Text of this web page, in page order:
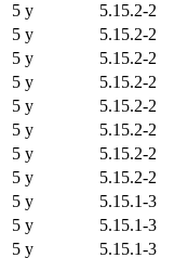
5 y
5.15.2-2
5 y
5.15.2-2
5 y
5.15.2-2
5 y
5.15.2-2
5 y
5.15.2-2
5 y
5.15.2-2
5 y
5.15.2-2
5 y
5.15.2-2
5 y
5.15.1-3
5 y
5.15.1-3
5 y
5.15.1-3